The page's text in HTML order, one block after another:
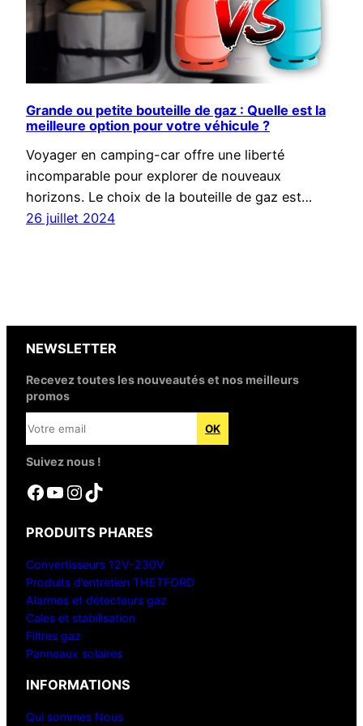
Grande ou petite bouteille de gaz : Quelle est la
meilleure option pour votre véhicule ?
Voyager en camping-car offre une liberté
incomparable pour explorer de nouveaux
horizons. Le choix de la bouteille de gaz est…
26 juillet 2024
NEWSLETTER
Recevez toutes les nouveautés et nos meilleurs
promos
Suivez nous !
Facebook YouTube InstagramTikTok
PRODUITS PHARES
Convertisseurs 12V-230V
Produits d’entretien THETFORD
Alarmes et détecteurs gaz
Cales et stabilisation
Filtres gaz
Panneaux solaires
INFORMATIONS
Qui sommes Nous